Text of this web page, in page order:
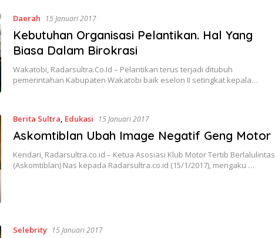
Daerah 15 Januari 2017
Kebutuhan Organisasi Pelantikan. Hal Yang
Biasa Dalam Birokrasi
Wakatobi, Radarsultra.Co.Id – Pelantikan terus terjadi ditubuh
pemerintahan Kabupaten Wakatobi baik eselon II setingkat kepala…
Berita Sultra, Edukasi 15 Januari 2017
Askomtiblan Ubah Image Negatif Geng Motor
Kendari, Radarsultra.co.id – Ketua Asosiasi Klub Motor Tertib Berlalulintas
(Askomtiblan) Nas kepada Radarsultra.co.id (15/1/2017), mengaku …
Selebrity 15 Januari 2017